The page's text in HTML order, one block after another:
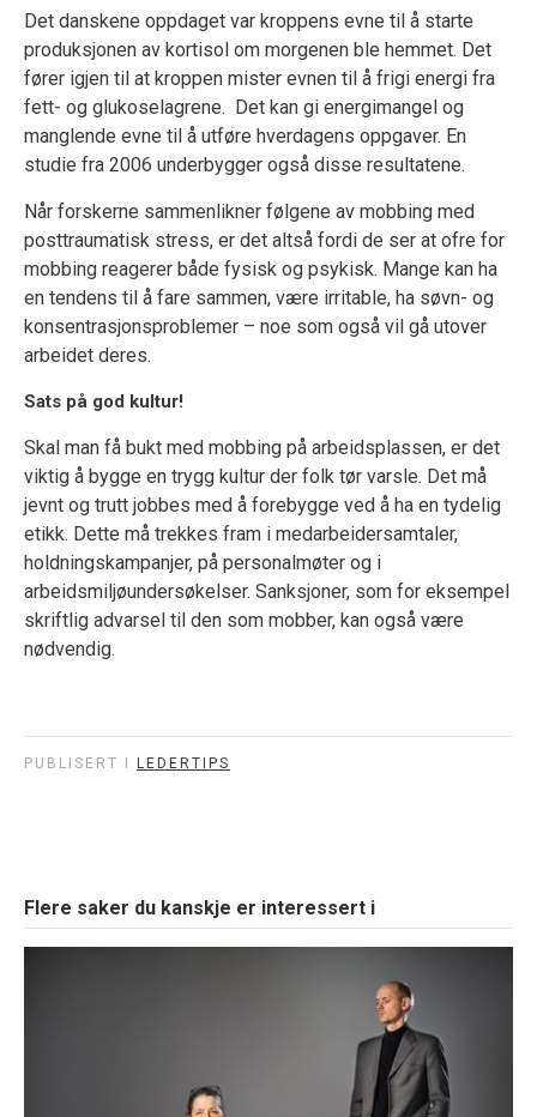
Det danskene oppdaget var kroppens evne til å starte
produksjonen av kortisol om morgenen ble hemmet. Det
fører igjen til at kroppen mister evnen til å frigi energi fra
fett- og glukoselagrene. Det kan gi energimangel og
manglende evne til å utføre hverdagens oppgaver. En
studie fra 2006 underbygger også disse resultatene.
Når forskerne sammenlikner følgene av mobbing med
posttraumatisk stress, er det altså fordi de ser at ofre for
mobbing reagerer både fysisk og psykisk. Mange kan ha
en tendens til å fare sammen, være irritable, ha søvn- og
konsentrasjonsproblemer – noe som også vil gå utover
arbeidet deres.
Sats på god kultur!
Skal man få bukt med mobbing på arbeidsplassen, er det
viktig å bygge en trygg kultur der folk tør varsle. Det må
jevnt og trutt jobbes med å forebygge ved å ha en tydelig
etikk. Dette må trekkes fram i medarbeidersamtaler,
holdningskampanjer, på personalmøter og i
arbeidsmiljøundersøkelser. Sanksjoner, som for eksempel
skriftlig advarsel til den som mobber, kan også være
nødvendig.
PUBLISERT I LEDERTIPS
Bli medlem
Kontingenter og rabatter
Flere saker du kanskje er interessert i